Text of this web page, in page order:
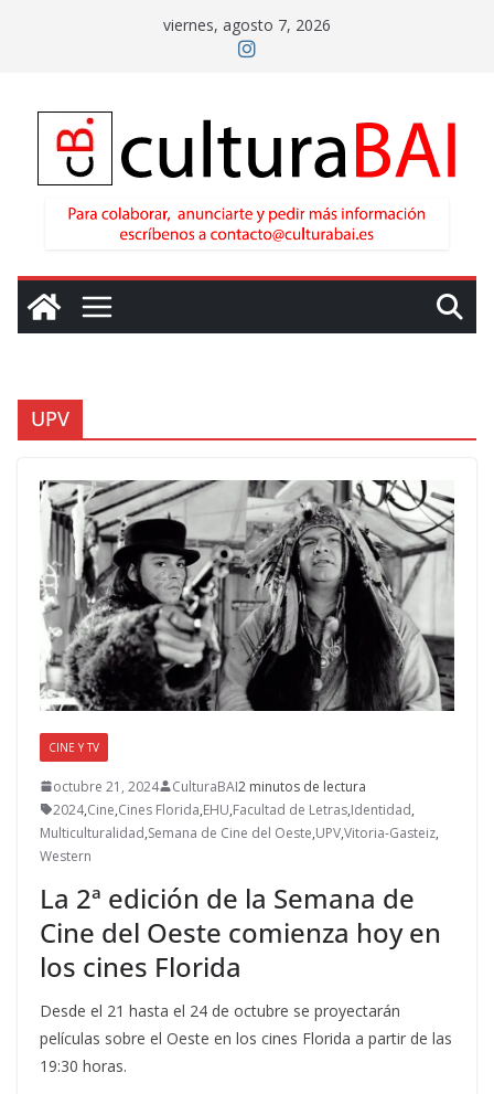
viernes, agosto 7, 2026
UPV
CINE Y TV
octubre 21, 2024 CulturaBAI2 minutos de lectura
2024,Cine,Cines Florida,EHU,Facultad de Letras,Identidad,
Multiculturalidad,Semana de Cine del Oeste,UPV,Vitoria-Gasteiz,
Western
La 2ª edición de la Semana de
Cine del Oeste comienza hoy en
los cines Florida
Desde el 21 hasta el 24 de octubre se proyectarán
películas sobre el Oeste en los cines Florida a partir de las
19:30 horas.